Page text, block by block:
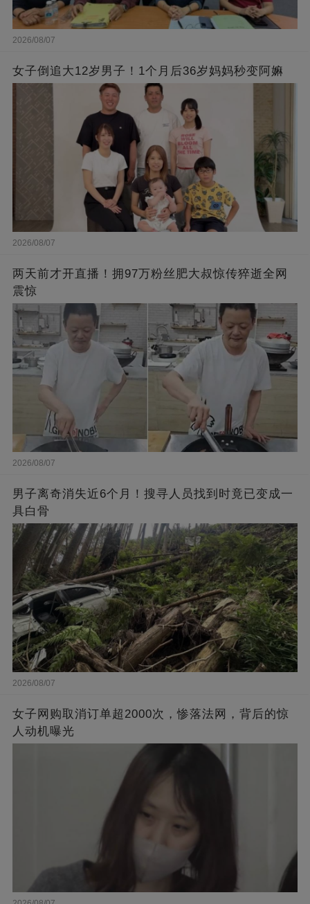
2026/08/07
女子倒追大12岁男子！1个月后36岁妈妈秒变阿嫲
2026/08/07
两天前才开直播！拥97万粉丝肥大叔惊传猝逝全网
震惊
2026/08/07
男子离奇消失近6个月！搜寻人员找到时竟已变成一
具白骨
2026/08/07
女子网购取消订单超2000次，惨落法网，背后的惊
人动机曝光